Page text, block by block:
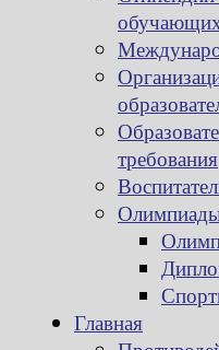
требования
Главная